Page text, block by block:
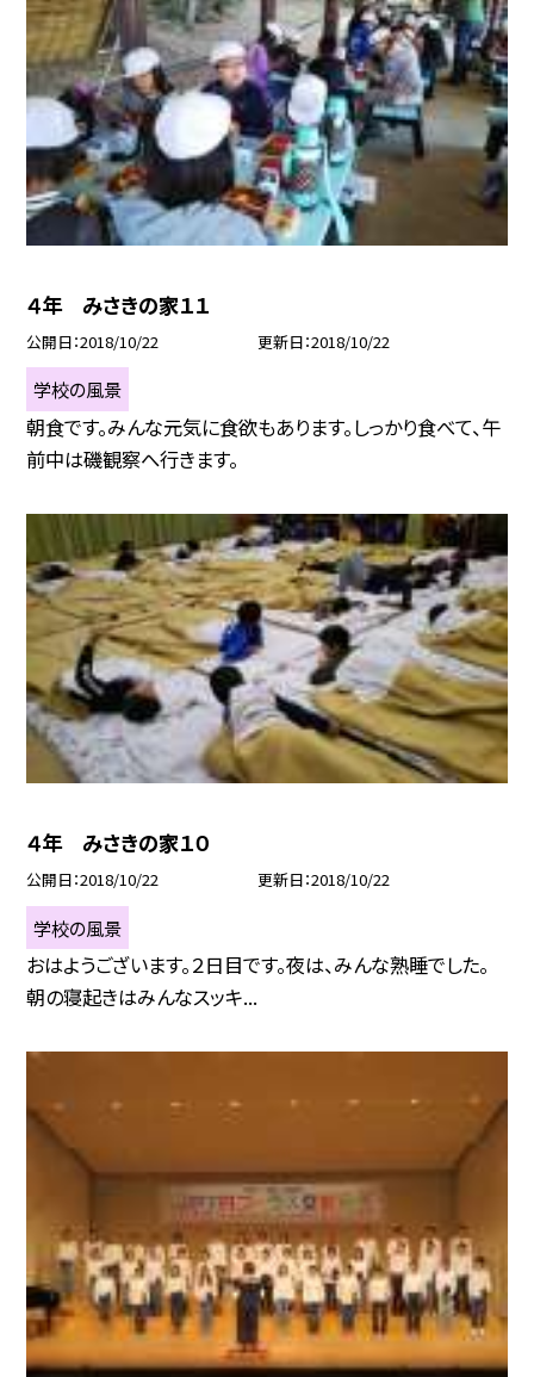
４年 みさきの家１１
公開日 2018/10/22 更新日 2018/10/22
学校の風景
朝食です。みんな元気に食欲もあります。しっかり食べて、午
前中は磯観察へ行きます。
４年 みさきの家１０
公開日 2018/10/22 更新日 2018/10/22
学校の風景
おはようございます。２日目です。夜は、みんな熟睡でした。
朝の寝起きはみんなスッキ...